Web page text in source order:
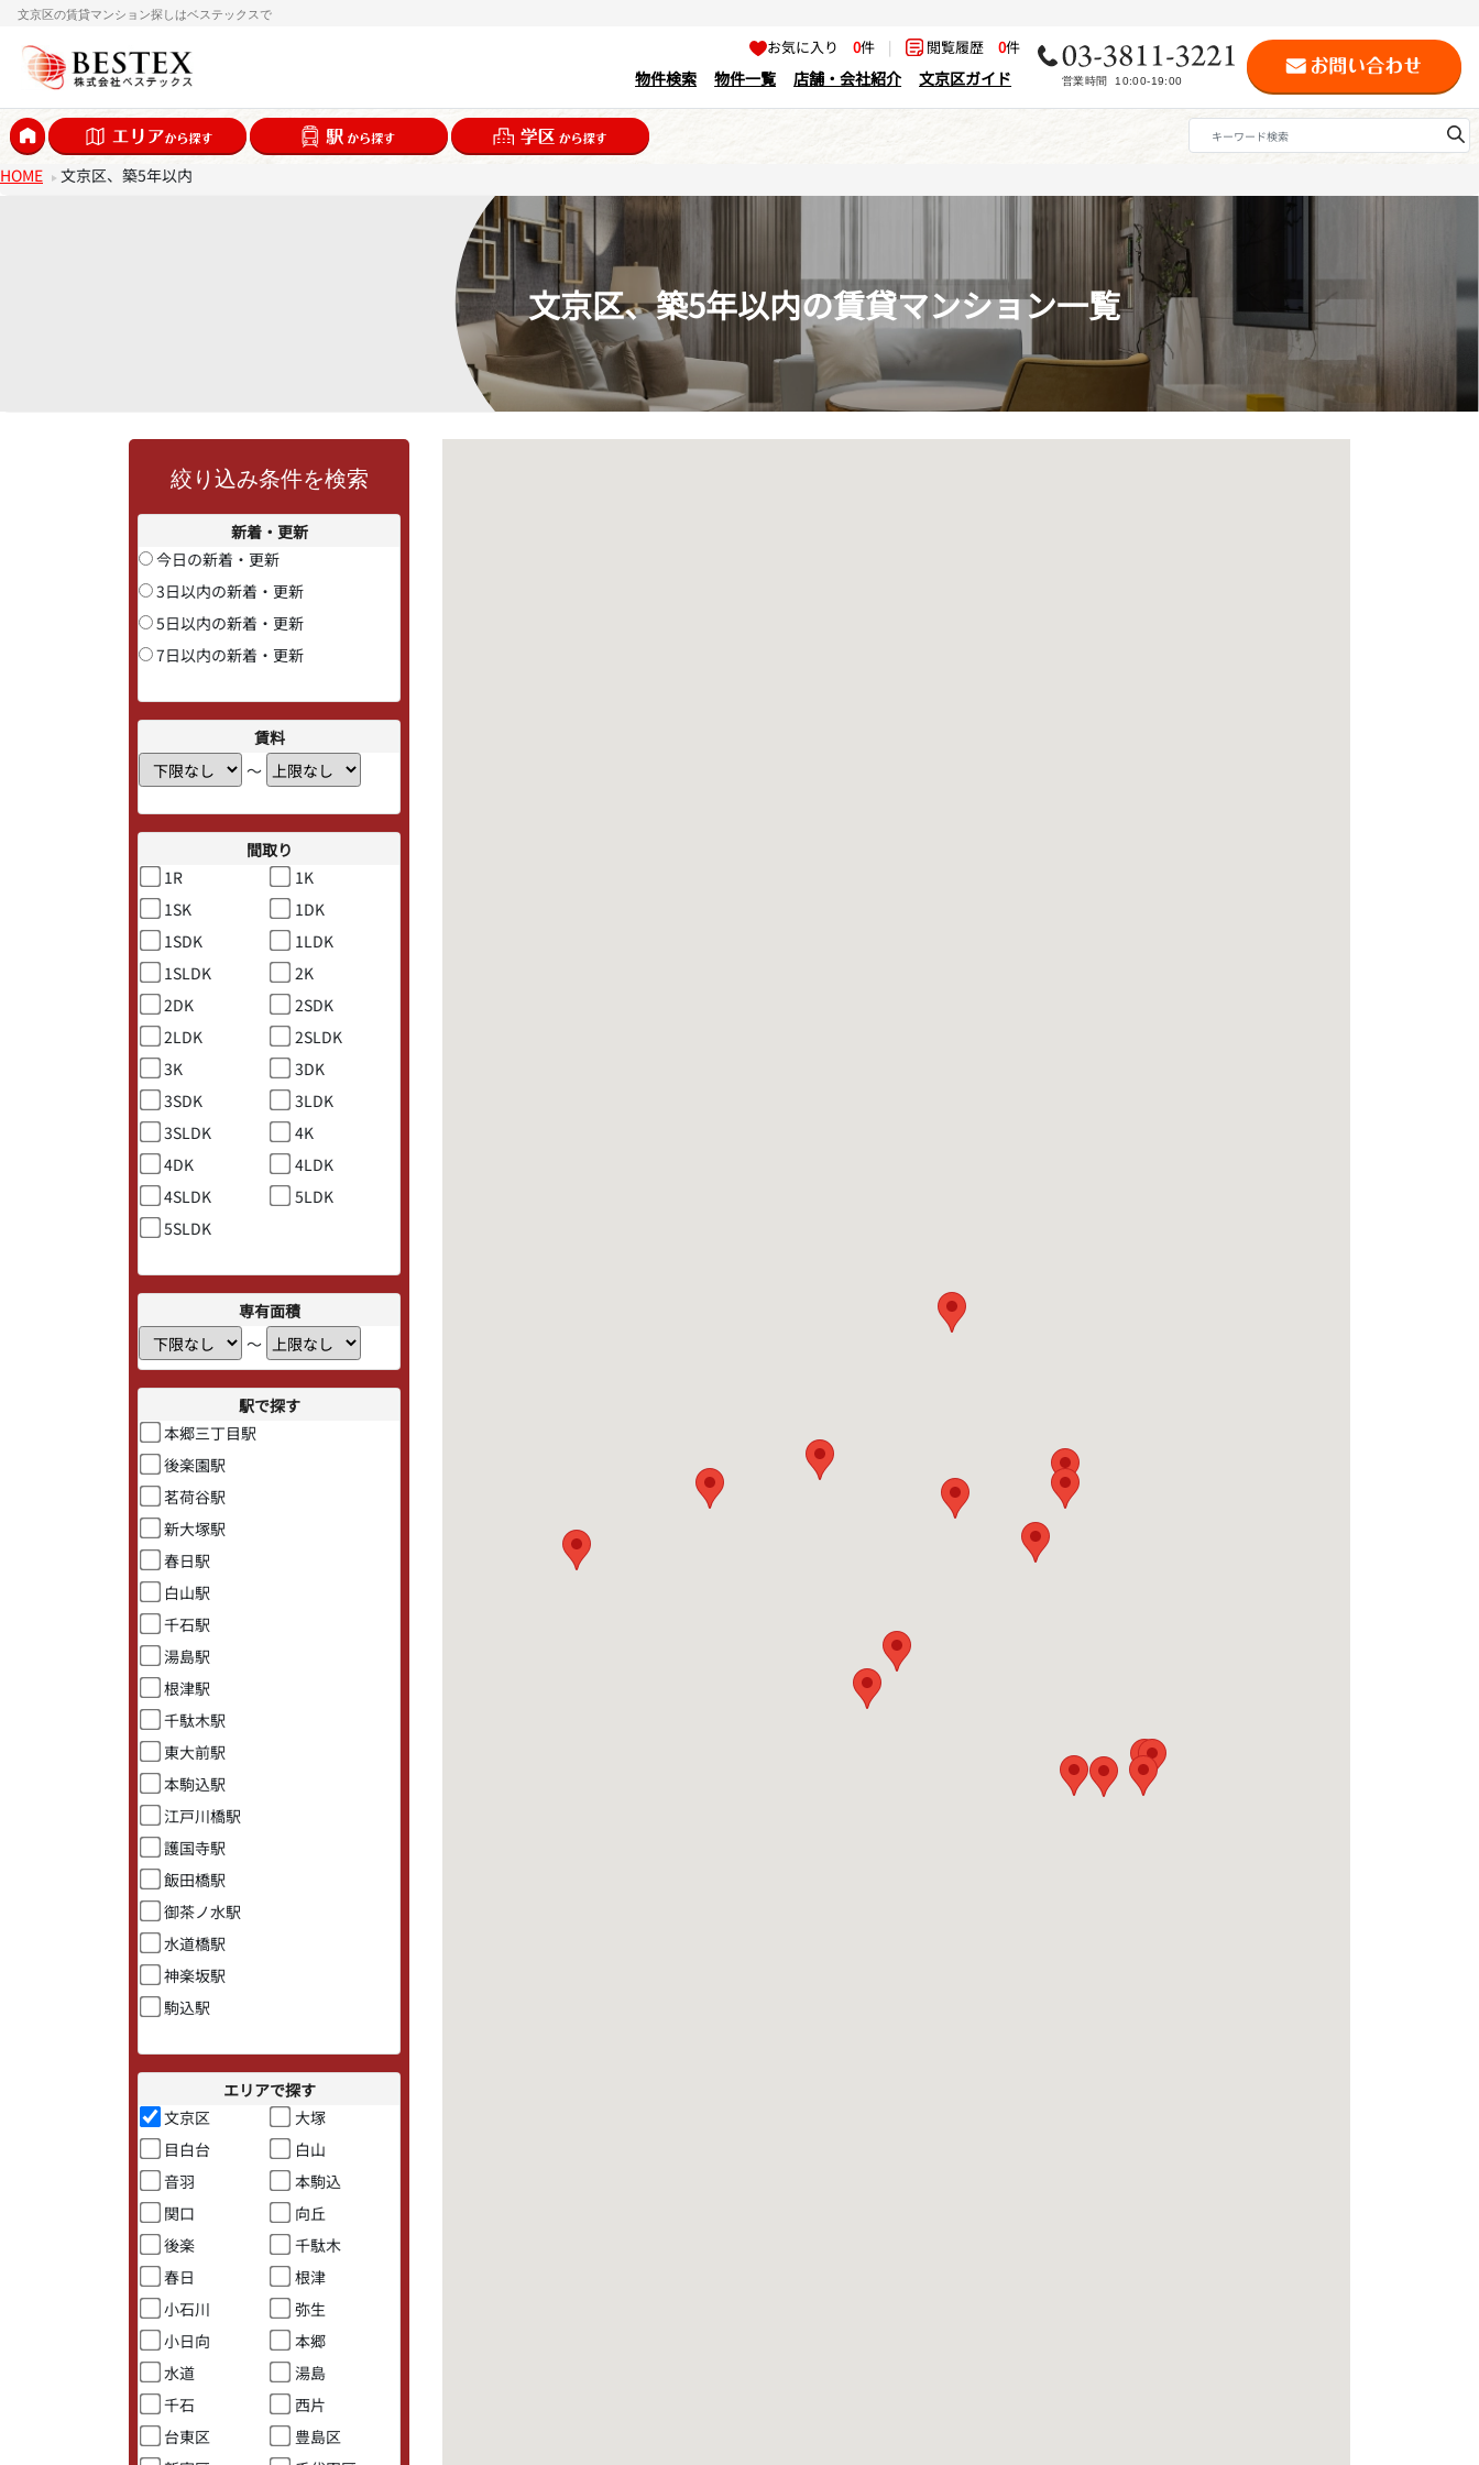
文京区の賃貸マンション探しはベステックスで
お気に入り0件 | 閲覧履歴0件
物件検索 物件一覧 店舗・会社紹介 文京区ガイド
HOME 文京区、築5年以内
文京区、築5年以内の賃貸マンション一覧
絞り込み条件を検索
新着・更新
今日の新着・更新
3日以内の新着・更新
5日以内の新着・更新
7日以内の新着・更新
賃料
〜
間取り
1R
1K
1SK
1DK
1SDK
1LDK
1SLDK
2K
2DK
2SDK
2LDK
2SLDK
3K
3DK
3SDK
3LDK
3SLDK
4K
4DK
4LDK
4SLDK
5LDK
5SLDK
専有面積
〜
駅で探す
本郷三丁目駅
後楽園駅
茗荷谷駅
新大塚駅
春日駅
白山駅
千石駅
湯島駅
根津駅
千駄木駅
東大前駅
本駒込駅
江戸川橋駅
護国寺駅
飯田橋駅
御茶ノ水駅
水道橋駅
神楽坂駅
駒込駅
エリアで探す
文京区
大塚
目白台
白山
音羽
本駒込
関口
向丘
後楽
千駄木
春日
根津
小石川
弥生
小日向
本郷
水道
湯島
千石
西片
台東区
豊島区